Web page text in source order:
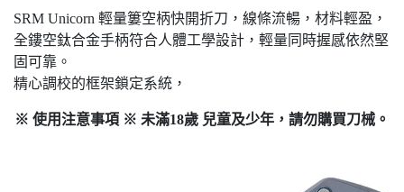
SRM Unicorn 輕量簍空柄快開折刀，線條流暢，材料輕盈，
全鏤空鈦合金手柄符合人體工學設計，輕量同時握感依然堅
固可靠。
精心調校的框架鎖定系統，
※ 使用注意事項 ※ 未滿18歲 兒童及少年，請勿購買刀械。